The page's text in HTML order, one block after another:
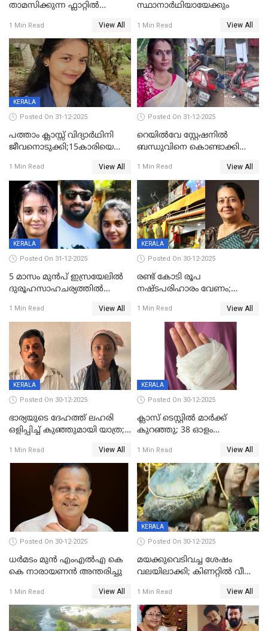
താമസിക്കുന്ന ഫ്ലാറ്റില്‍
സംഭവം കൈതപ്പൊയിലില്‍
1 Min Read View All
സ്ഥാനാർഥിയായേക്കും
1 Min Read View All
KERALA
Posted On 31-12-2025
പത്താം ക്ലാസ്സ് വിദ്യാര്‍ഥിനി
ജീവനൊടുക്കി;15കാരിയെ
കിടപ്പുമുറിയില്‍ തൂങ്ങി മരിച്ച
നിലയിൽ
1 Min Read View All
Posted On 31-12-2025
റെയിൽവേ സ്റ്റേഷനിൽ
ബന്ധുവിനെ കൊണ്ടാക്കി
ലോറി സ്കൂട്ടറിൽ ഇടിച്ചു :
യുവതിക്ക് ദാരുണാന്ത്യം
1 Min Read View All
KERALA
Posted On 31-12-2025
5 മാസം മുൻപ് ഇസ്രയേലിൽ
ദുരൂഹസാഹചര്യത്തിൽ
മലയാളി യുവാവിന്റെ ഭാര്യയും
മരിച്ചു
1 Min Read View All
KERALA
Posted On 30-12-2025
രണ്ട് കോടി രൂപ
നഷ്ടപരിഹാരം വേണം;
നോട്ടീസയച്ച് ഉമാ തോമസ്
1 Min Read View All
KERALA
Posted On 30-12-2025
ഭാര്യയുടെ ദേഹത്ത് ലഹരി
ഒളിപ്പിച്ച് കുഞ്ഞുമായി യാത്ര;
പിടികൂടി പൊലീസ്
1 Min Read View All
KERALA
Posted On 30-12-2025
ക്ലാസ് ടെസ്റ്റിൽ മാർക്ക്
കുറഞ്ഞു; 38 ഓളം
സെന്ററിലെ അധ്യാപകന്‍
മർദിച്ചതായി പരാതി
1 Min Read View All
Posted On 30-12-2025
ധർമടം മുൻ എംഎല്‍എ കെ
കെ നാരായണന്‍ അന്തരിച്ചു
1 Min Read View All
KERALA
Posted On 30-12-2025
മയക്കുവെടിവച്ച ശേഷം
വലയിലാക്കി; കിണറ്റിൽ വീണ
1 Min Read View All